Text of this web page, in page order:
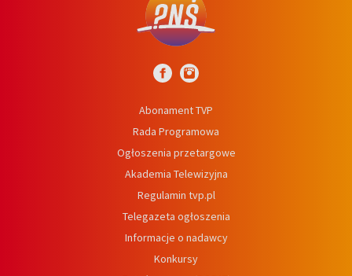
Abonament TVP
Rada Programowa
Ogłoszenia przetargowe
Akademia Telewizyjna
Regulamin tvp.pl
Telegazeta ogłoszenia
Informacje o nadawcy
Konkursy